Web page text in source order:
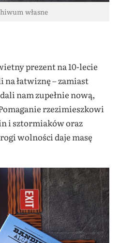
własne
prezent na 10-lecie
łatwiznę – zamiast
nam zupełnie nową,
rzezimieszkowi
i sztormiaków oraz
wolności daje masę